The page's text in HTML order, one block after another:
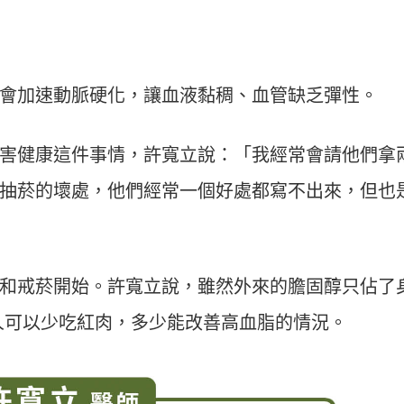
加速動脈硬化，讓血液黏稠、血管缺乏彈性。
健康這件事情，許寬立說：「我經常會請他們拿
菸的壞處，他們經常一個好處都寫不出來，但也
戒菸開始。許寬立說，雖然外來的膽固醇只佔了
以少吃紅肉，多少能改善高血脂的情況。